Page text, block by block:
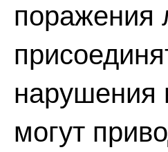
поражения
нарушения
могут